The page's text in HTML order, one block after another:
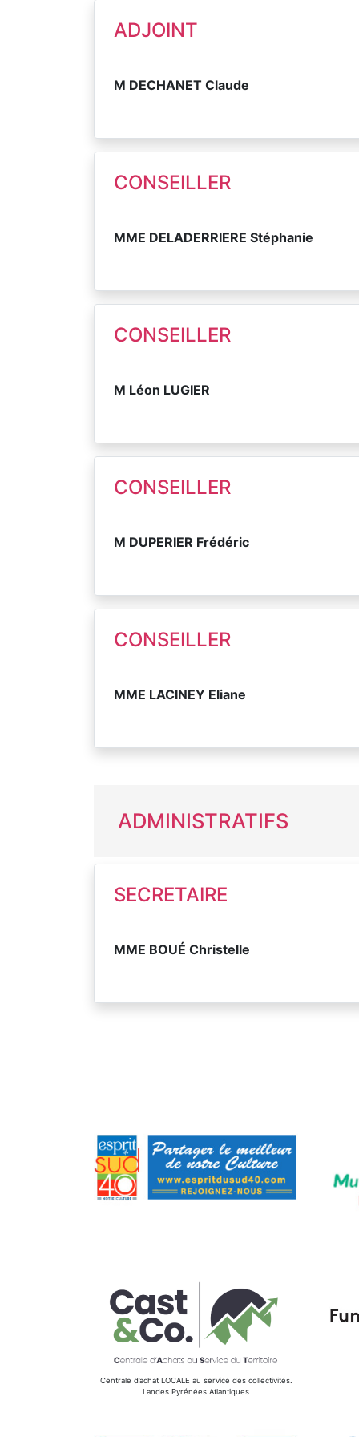
ADJOINT
M DECHANET Claude
CONSEILLER
MME DELADERRIERE Stéphanie
CONSEILLER
M Léon LUGIER
CONSEILLER
M DUPERIER Frédéric
CONSEILLER
MME LACINEY Eliane
ADMINISTRATIFS
SECRETAIRE
MME BOUÉ Christelle
Centrale d’achat LOCALE au service des collectivités.
Landes Pyrénées Atlantiques